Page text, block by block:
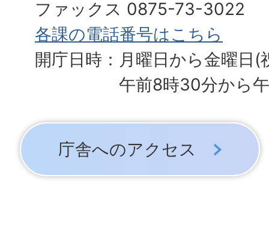
ファックス 0875-73-3022
各課の電話番号はこちら
開庁日時：月曜日から金曜日(
午前8時30分から
庁舎へのアクセス